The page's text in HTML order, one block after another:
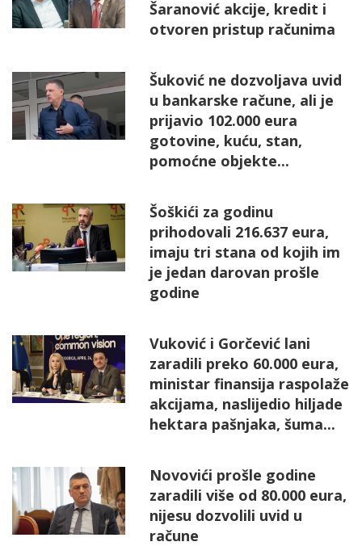
Šaranović akcije, kredit i
otvoren pristup računima
Šuković ne dozvoljava uvid
u bankarske račune, ali je
prijavio 102.000 eura
gotovine, kuću, stan,
pomoćne objekte...
Šoškići za godinu
prihodovali 216.637 eura,
imaju tri stana od kojih im
je jedan darovan prošle
godine
Vuković i Gorčević lani
zaradili preko 60.000 eura,
ministar finansija raspolaže
akcijama, naslijedio hiljade
hektara pašnjaka, šuma...
Novovići prošle godine
zaradili više od 80.000 eura,
nijesu dozvolili uvid u
račune